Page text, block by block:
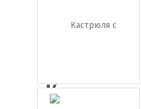
б...
Кастрюля